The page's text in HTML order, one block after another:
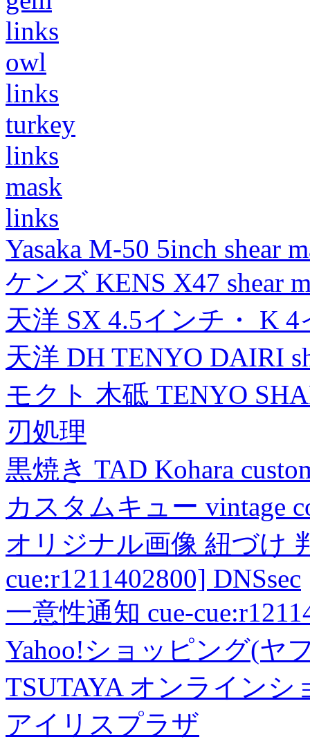
links
owl
links
turkey
links
mask
links
Yasaka M-50 5inch shear
ケンズ KENS X47 shear
天洋 SX 4.5インチ・ K
天洋 DH TENYO DAIRI
モクト 木砥 TENYO
刃処理
黒焼き TAD Kohara
カスタムキュー vintage
オリジナル画像 紐づけ
cue:r1211402800] DNSsec
一意性通知 cue-
Yahoo!ショッピング(ヤ
TSUTAYA オンラインシ
アイリスプラザ